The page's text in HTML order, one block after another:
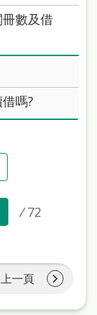
數及借
嗎?
/ 72
一頁